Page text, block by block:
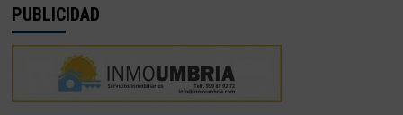
PUBLICIDAD